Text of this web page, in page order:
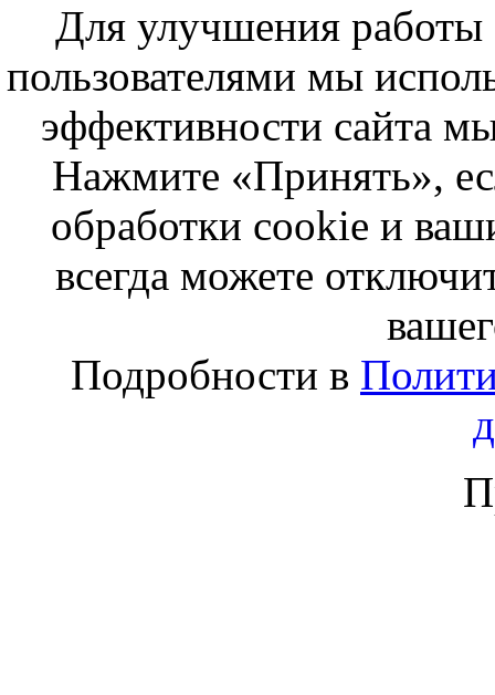
Для улучшения работы
пользователями мы
эффективности сайта
Нажмите «Принять»,
обработки cookie и
всегда можете
Подробности в